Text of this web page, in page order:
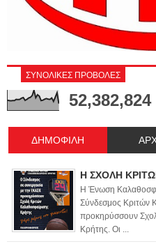
ΣΥΝΟΛΙΚΕΣ ΠΡΟΒΟΛΕΣ
52,382,824
ΔΗΜΟΦΙΛΗ
Η ΣΧΟΛΗ
Η Ένωση
Σύνδεσμος Κριτών
προκηρύσσουν
Κρήτης. Οι ...